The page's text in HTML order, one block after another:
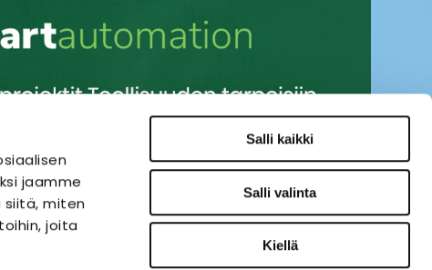
jaamme
siitä, miten
joita
Salli kaikki
Salli valinta
Kiellä
VERKKOKAUPPA